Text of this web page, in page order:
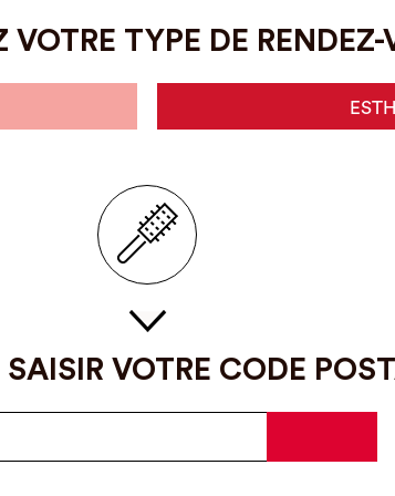
VOTRE TYPE DE RENDEZ-
SAISIR VOTRE CODE